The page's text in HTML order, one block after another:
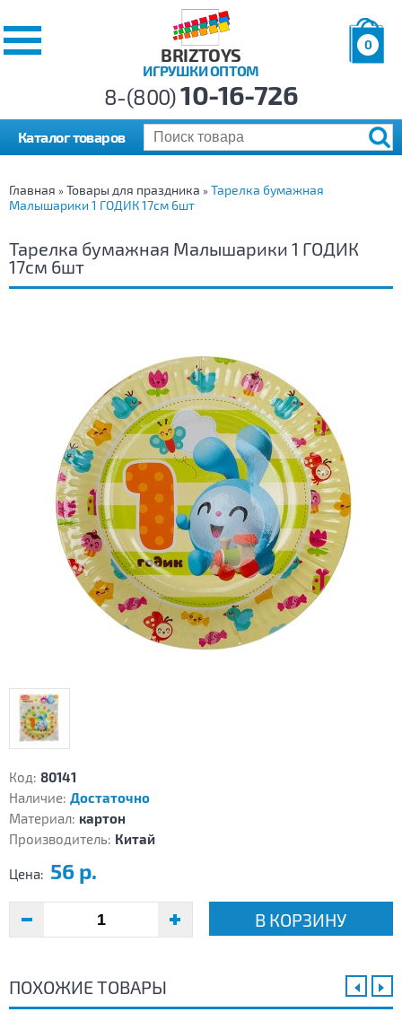
BRIZTOYS
ИГРУШКИ ОПТОМ
0
р.
8-(800)10-16-726
Каталог товаров
Главная » Товары для праздника » Тарелка бумажная
Малышарики 1 ГОДИК 17см 6шт
Тарелка бумажная Малышарики 1 ГОДИК
17см 6шт
Код: 80141
Наличие: Достаточно
Материал: картон
Производитель: Китай
Цена: 56 р.
В КОРЗИНУ
ПОХОЖИЕ ТОВАРЫ